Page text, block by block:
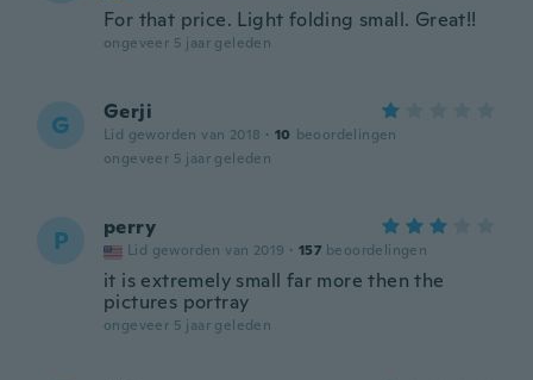
For that price. Light folding small. Great!!
ongeveer 5 jaar geleden
G Gerji
Lid geworden van 2018 · 10 beoordelingen
ongeveer 5 jaar geleden
P perry
Lid geworden van 2019 · 157 beoordelingen
it is extremely small far more then the
pictures portray
ongeveer 5 jaar geleden